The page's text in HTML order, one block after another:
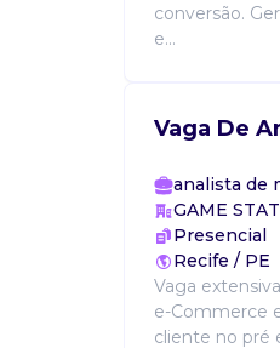
conversão.
e...
Vaga De
analista de
GAME
Presencial
Recife / PE
Vaga
e-Commerce
cliente no pré